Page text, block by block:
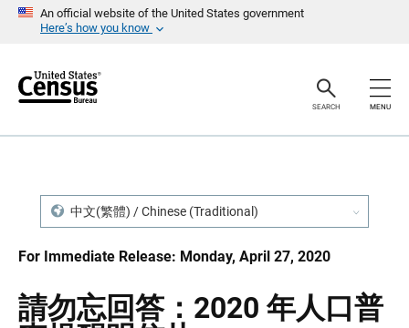
An official website of the United States government
Here’s how you know
r
SEARCH MENU
中文(繁體) / Chinese (Traditional)
For Immediate Release: Monday, April 27, 2020
請勿忘回答：2020 年人口普
a